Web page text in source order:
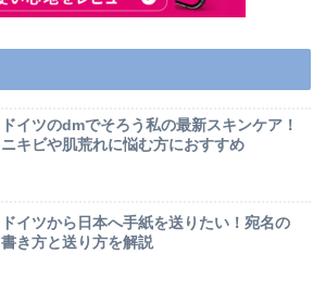
ドイツのdmでそろう私の最新スキンケア！
ニキビや肌荒れに悩む方におすすめ
ドイツから日本へ手紙を送りたい！宛名の
書き方と送り方を解説